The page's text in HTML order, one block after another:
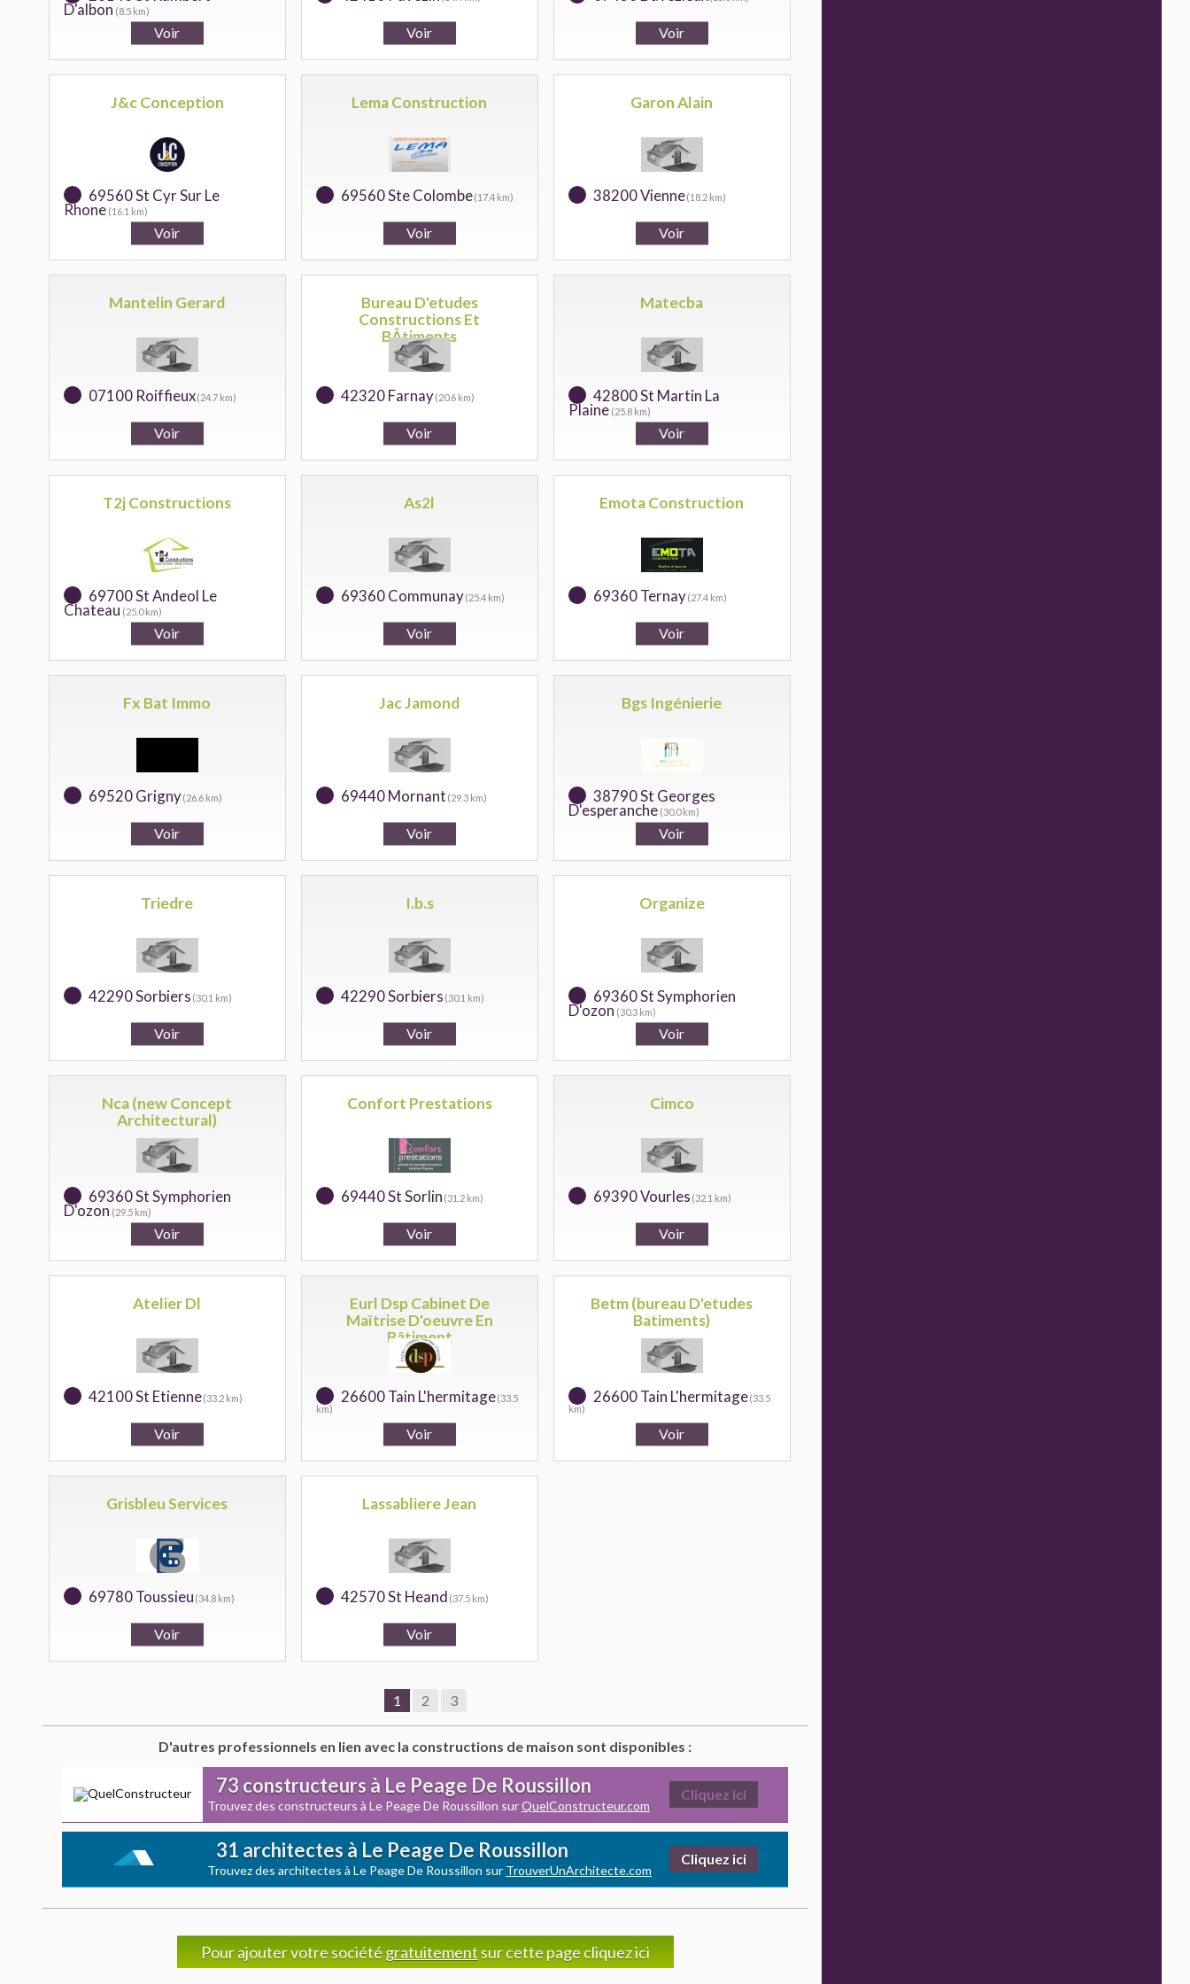
D'albon (8.5 km)
J&c Conception
69560 St Cyr Sur Le
Rhone (16.1 km)
Lema Construction
69560 Ste Colombe(17.4 km)
Garon Alain
38200 Vienne(18.2 km)
Mantelin Gerard
07100 Roiffieux(24.7 km)
Bureau D'etudes
Constructions Et
BÂtiments
42320 Farnay(20.6 km)
Matecba
42800 St Martin La
Plaine (25.8 km)
T2j Constructions
69700 St Andeol Le
Chateau (25.0 km)
As2l
69360 Communay(25.4 km)
Emota Construction
69360 Ternay(27.4 km)
Fx Bat Immo
69520 Grigny(26.6 km)
Jac Jamond
69440 Mornant (29.3 km)
Bgs Ingénierie
38790 St Georges
D'esperanche (30.0 km)
Triedre
42290 Sorbiers (30.1 km)
I.b.s
42290 Sorbiers (30.1 km)
Organize
69360 St Symphorien
D'ozon (30.3 km)
Nca (new Concept
Architectural)
69360 St Symphorien
D'ozon (29.5 km)
Confort Prestations
69440 St Sorlin (31.2 km)
Cimco
69390 Vourles (32.1 km)
Atelier Dl
42100 St Etienne(33.2 km)
Eurl Dsp Cabinet De
Maîtrise D'oeuvre En
Bâtiment
26600 Tain L'hermitage(33.5
km)
Betm (bureau D'etudes
Batiments)
26600 Tain L'hermitage(33.5
km)
Grisbleu Services
69780 Toussieu (34.8 km)
Lassabliere Jean
42570 St Heand (37.5 km)
1 2 3
D'autres professionnels en lien avec la constructions de maison sont disponibles :
73 constructeurs à Le Peage De Roussillon
Trouvez des constructeurs à Le Peage De Roussillon surQuelConstructeur.com
Cliquez ici
31 architectes à Le Peage De Roussillon
Trouvez des architectes à Le Peage De Roussillon sur TrouverUnArchitecte.com
Cliquez ici
Pour ajouter votre société gratuitement sur cette page cliquez ici